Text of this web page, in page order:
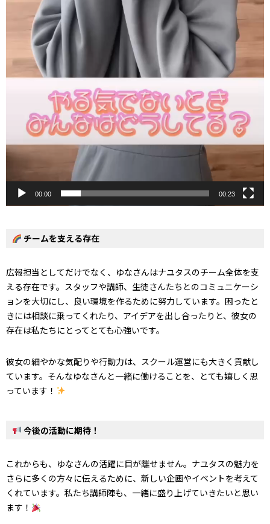
00:00 00:23
チームを支える存在
広報担当としてだけでなく、ゆなさんはナユタスのチーム全体を支
える存在です。スタッフや講師、生徒さんたちとのコミュニケーシ
ョンを大切にし、良い環境を作るために努力しています。困ったと
きには相談に乗ってくれたり、アイデアを出し合ったりと、彼女の
存在は私たちにとってとても心強いです。
彼女の細やかな気配りや行動力は、スクール運営にも大きく貢献し
ています。そんなゆなさんと一緒に働けることを、とても嬉しく思
っています！
今後の活動に期待！
これからも、ゆなさんの活躍に目が離せません。ナユタスの魅力を
さらに多くの方々に伝えるために、新しい企画やイベントを考えて
くれています。私たち講師陣も、一緒に盛り上げていきたいと思い
ます！